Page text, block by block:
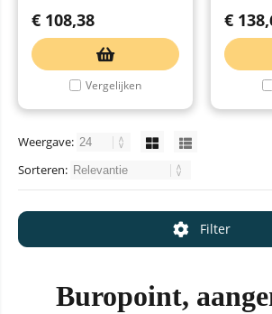
€ 108,38
Vergelijken
€
Weergave:
Sorteren:
Filter
Buropoint,